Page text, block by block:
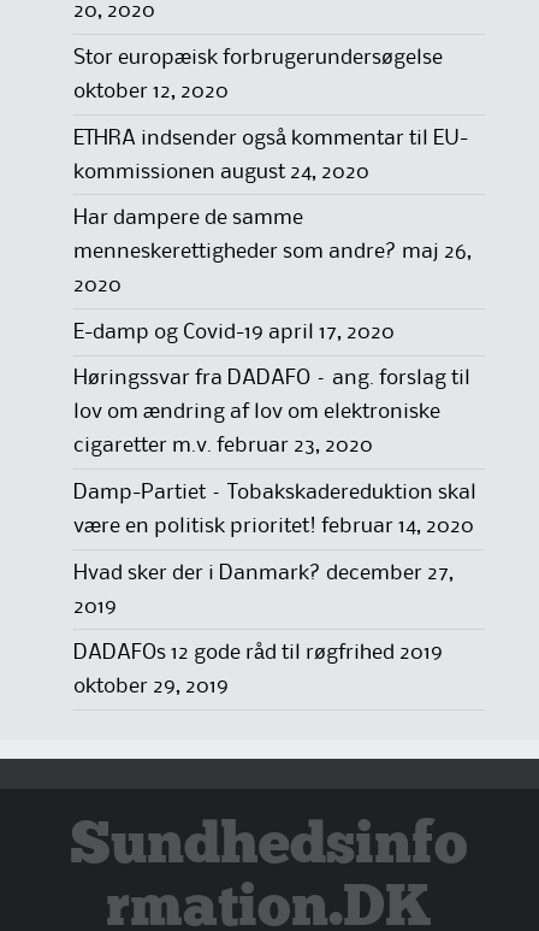
20, 2020
Stor europæisk forbrugerundersøgelse
oktober 12, 2020
ETHRA indsender også kommentar til EU-
kommissionen august 24, 2020
Har dampere de samme
menneskerettigheder som andre? maj 26,
2020
E-damp og Covid-19 april 17, 2020
Høringssvar fra DADAFO – ang. forslag til
lov om ændring af lov om elektroniske
cigaretter m.v. februar 23, 2020
Damp-Partiet – Tobakskadereduktion skal
være en politisk prioritet! februar 14, 2020
Hvad sker der i Danmark? december 27,
2019
DADAFOs 12 gode råd til røgfrihed 2019
oktober 29, 2019
Sundhedsinfo
rmation.DK